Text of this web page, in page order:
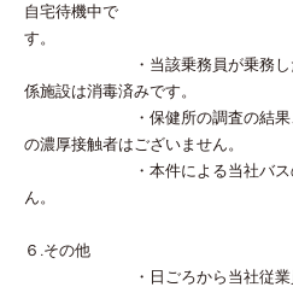
自宅待機中で
・当該乗務員が乗務したバ
係施設は消毒済みです。
・保健所の調査の結果、お
の濃厚接触者はございません。
・本件による当社バスの運
ん。
６.その他
・日ごろから当社従業員は